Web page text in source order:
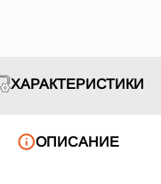
ХАРАКТЕРИСТИКИ
ОПИСАНИЕ